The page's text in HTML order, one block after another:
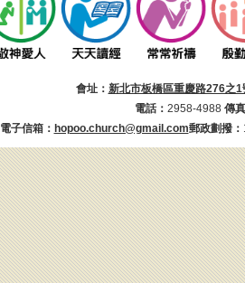
會址： 新北市板橋區重慶路276之1
電話： 2958-4988 傳
電子信箱： hopoo.church@gmail.com郵政劃撥：